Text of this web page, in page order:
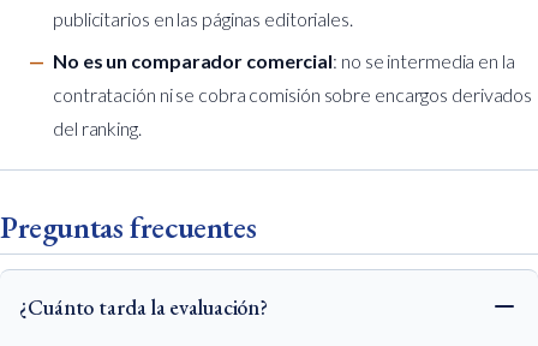
publicitarios en las páginas editoriales.
No es un comparador comercial: no se intermedia en la
contratación ni se cobra comisión sobre encargos derivados
del ranking.
Preguntas frecuentes
¿Cuánto tarda la evaluación?